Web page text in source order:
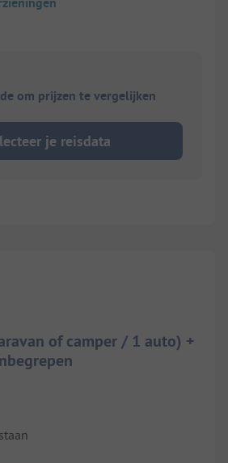
om prijzen te vergelijken
je reisdata
of camper / 1 auto) +